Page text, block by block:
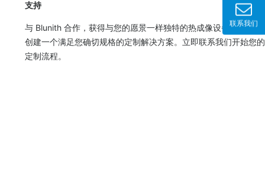
支持
与 Blunith 合作，获得与您的愿景一样独特的热成像设备。让我们
创建一个满足您确切规格的定制解决方案。立即联系我们开始您的
定制流程。
联系我们